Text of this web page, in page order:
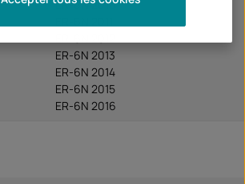
ER-6N 2010
ER-6N 2013
ER-6N 2014
ER-6N 2015
ER-6N 2016